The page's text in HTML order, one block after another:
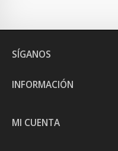
SÍGANOS
INFORMACIÓN
MI CUENTA